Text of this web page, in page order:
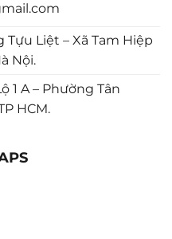
Tựu Liệt – Xã Tam Hiệp
Nội.
1 A – Phường Tân
HCM.